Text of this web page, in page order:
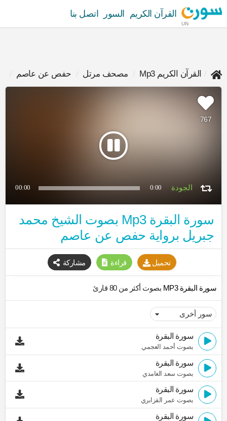
UN
القرآن الكريم السور اتصل بنا
القرآن الكريم Mp3 مصحف مرتل حفص عن عاصم
767
00:00 0:00
سورة البقرة Mp3 بصوت الشيخ محمد
جبريل برواية حفص عن عاصم
تحميل قراءة مشاركة
سورة البقرة MP3 بصوت أكثر من 80 قارئ
سورة البقرة
بصوت أحمد العجمي
سورة البقرة
بصوت سعد الغامدي
سورة البقرة
بصوت عمر القزابري
سورة البقرة